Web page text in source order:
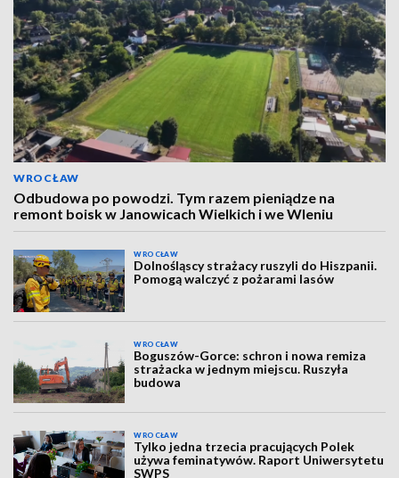
WROCŁAW
Odbudowa po powodzi. Tym razem pieniądze na
remont boisk w Janowicach Wielkich i we Wleniu
WROCŁAW
Dolnośląscy strażacy ruszyli do Hiszpanii.
Pomogą walczyć z pożarami lasów
WROCŁAW
Boguszów-Gorce: schron i nowa remiza
strażacka w jednym miejscu. Ruszyła
budowa
WROCŁAW
Tylko jedna trzecia pracujących Polek
używa feminatywów. Raport Uniwersytetu
SWPS